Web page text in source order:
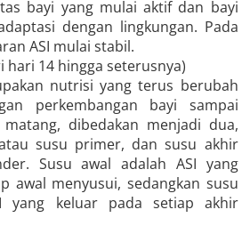
bayi yang mulai aktif dan bayi
dengan lingkungan. Pada
ASI mulai stabil.
hari 14 hingga seterusnya)
nutrisi yang terus berubah
perkembangan bayi sampai
dibedakan menjadi dua,
susu primer, dan susu akhir
Susu awal adalah ASI yang
awal menyusui, sedangkan susu
yang keluar pada setiap akhir